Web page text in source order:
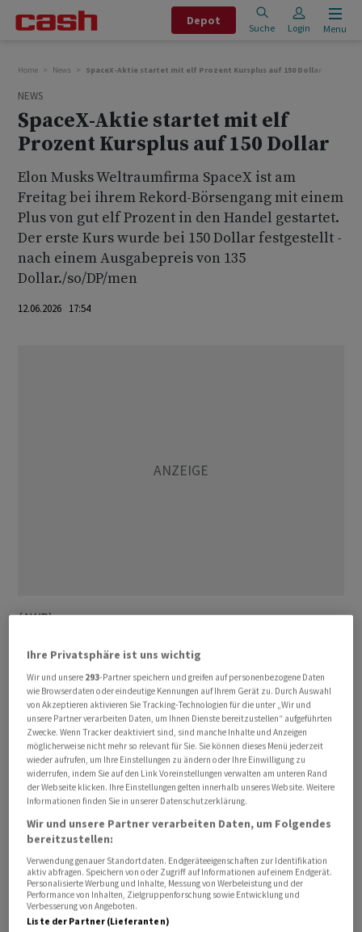
Depot
Suche Login Menu
Home News SpaceX-Aktie startet mit elf Prozent Kursplus auf 150 Dollar
NEWS
SpaceX-Aktie startet mit elf
Prozent Kursplus auf 150 Dollar
Elon Musks Weltraumfirma SpaceX ist am
Freitag bei ihrem Rekord-Börsengang mit einem
Plus von gut elf Prozent in den Handel gestartet.
Der erste Kurs wurde bei 150 Dollar festgestellt -
nach einem Ausgabepreis von 135
Dollar./so/DP/men
12.06.2026 17:54
(AWP)
Bevorzugte Quelle So funktioniert's
Ihre Privatsphäre ist uns wichtig
Wir und unsere 293-Partner speichern und greifen auf personenbezogene Daten
wie Browserdaten oder eindeutige Kennungen auf Ihrem Gerät zu. Durch Auswahl
von Akzeptieren aktivieren Sie Tracking-Technologien für die unter „Wir und
unsere Partner verarbeiten Daten, um Ihnen Dienste bereitzustellen“ aufgeführten
Zwecke. Wenn Tracker deaktiviert sind, sind manche Inhalte und Anzeigen
möglicherweise nicht mehr so relevant für Sie. Sie können dieses Menü jederzeit
wieder aufrufen, um Ihre Einstellungen zu ändern oder Ihre Einwilligung zu
widerrufen, indem Sie auf den Link Voreinstellungen verwalten am unteren Rand
der Webseite klicken. Ihre Einstellungen gelten innerhalb unseres Website. Weitere
Informationen finden Sie in unserer Datenschutzerklärung.
Wir und unsere Partner verarbeiten Daten, um Folgendes
bereitzustellen:
Verwendung genauer Standortdaten. Endgeräteeigenschaften zur Identifikation
aktiv abfragen. Speichern von oder Zugriff auf Informationen auf einem Endgerät.
Personalisierte Werbung und Inhalte, Messung von Werbeleistung und der
Performance von Inhalten, Zielgruppenforschung sowie Entwicklung und
Verbesserung von Angeboten.
Liste der Partner (Lieferanten)